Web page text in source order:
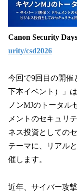
Canon Security
urity/csd2026
今回で9回目の開催
下本イベント）」
ノンMJのトータル
メントのセキュリ
ネス投資としての
テーマに、リアル
催します。
近年、サイバー攻